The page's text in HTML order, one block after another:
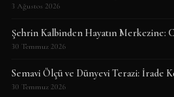
3 Ağustos 2026
Şehrin Kalbinden Hayatın Merkezine:
30 Temmuz 2026
Semavi Ölçü ve Dünyevi Terazi: İrade
30 Temmuz 2026